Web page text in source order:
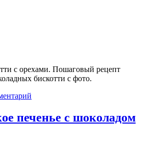
с орехами. Пошаговый рецепт
бискотти с фото.
печенье с шоколадом